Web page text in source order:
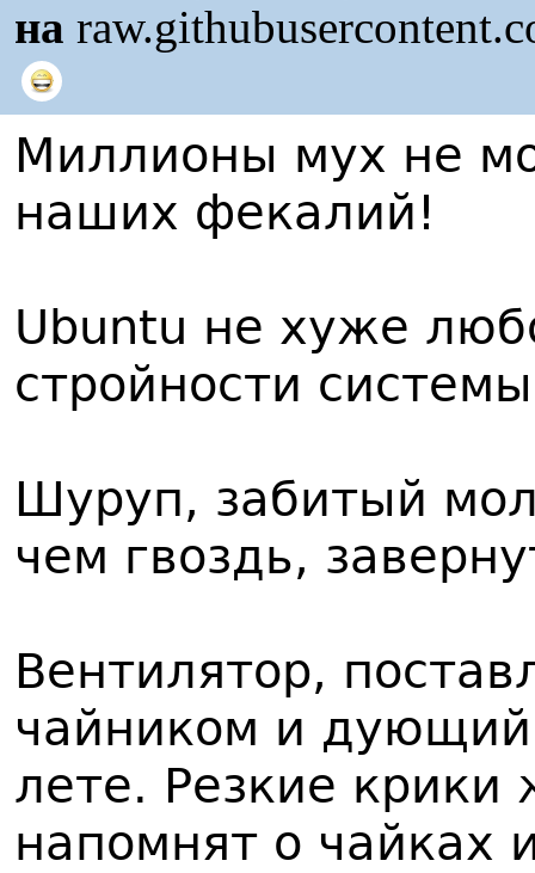
на
Миллионы мух не
наших фекалий!
Ubuntu не хуже
стройности
Шуруп, забитый
чем гвоздь,
Вентилятор,
чайником и
лете. Резкие
напомнят о чайках